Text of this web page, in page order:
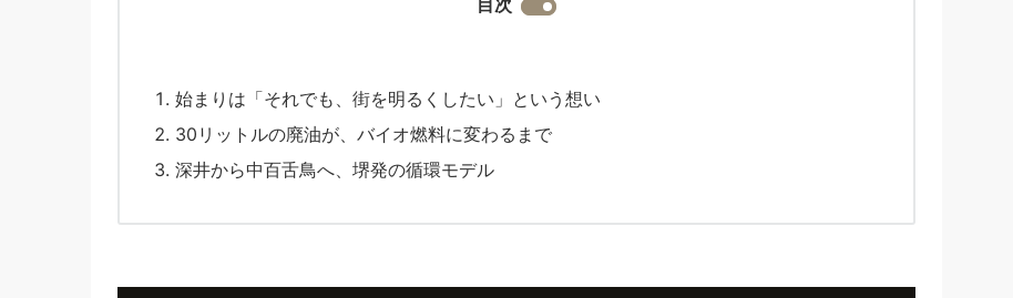
始まりは「それでも、街を明るくしたい」という想い
30リットルの廃油が、バイオ燃料に変わるまで
深井から中百舌鳥へ、堺発の循環モデル